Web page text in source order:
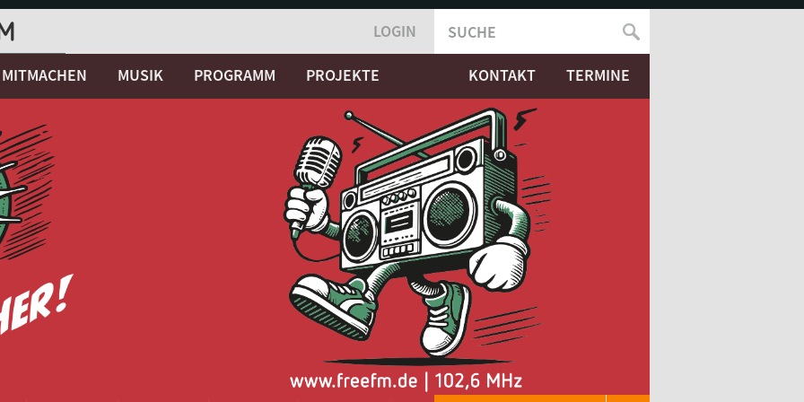
LOGIN
SUCHFORMULAR
SUCHE
MITMACHEN MUSIK PROGRAMM PROJEKTE KONTAKT TERMINE